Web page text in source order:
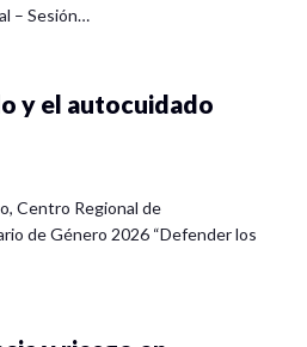
– Sesión…
y el autocuidado
Centro Regional de
de Género 2026 “Defender los